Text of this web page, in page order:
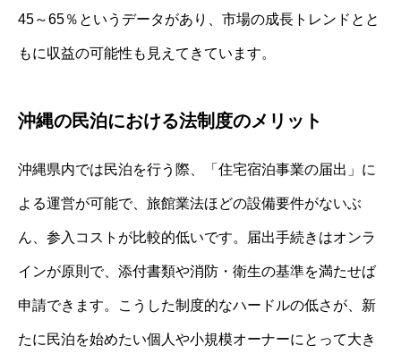
45～65％というデータがあり、市場の成長トレンドとと
もに収益の可能性も見えてきています。
沖縄の民泊における法制度のメリット
沖縄県内では民泊を行う際、「住宅宿泊事業の届出」に
よる運営が可能で、旅館業法ほどの設備要件がないぶ
ん、参入コストが比較的低いです。届出手続きはオンラ
インが原則で、添付書類や消防・衛生の基準を満たせば
申請できます。こうした制度的なハードルの低さが、新
たに民泊を始めたい個人や小規模オーナーにとって大き